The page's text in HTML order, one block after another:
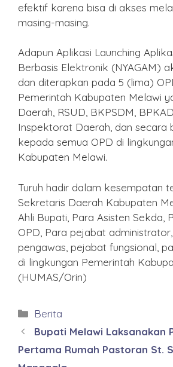
efektif karena bisa di akses
masing-masing.
Adapun Aplikasi Launching
Berbasis Elektronik (NYAGAM)
dan diterapkan pada 5 (lima)
Pemerintah Kabupaten Melawi
Daerah, RSUD, BKPSDM,
Inspektorat Daerah, dan secara
kepada semua OPD di
Kabupaten Melawi.
Turuh hadir dalam kesempatan
Sekretaris Daerah Kabupaten
Ahli Bupati, Para Asisten Sekda,
OPD, Para pejabat
pengawas, pejabat fungsional,
di lingkungan Pemerintah
(HUMAS/Orin)
Kategori
Berita
Bupati Melawi Laksanakan
Pertama Rumah Pastoran St.